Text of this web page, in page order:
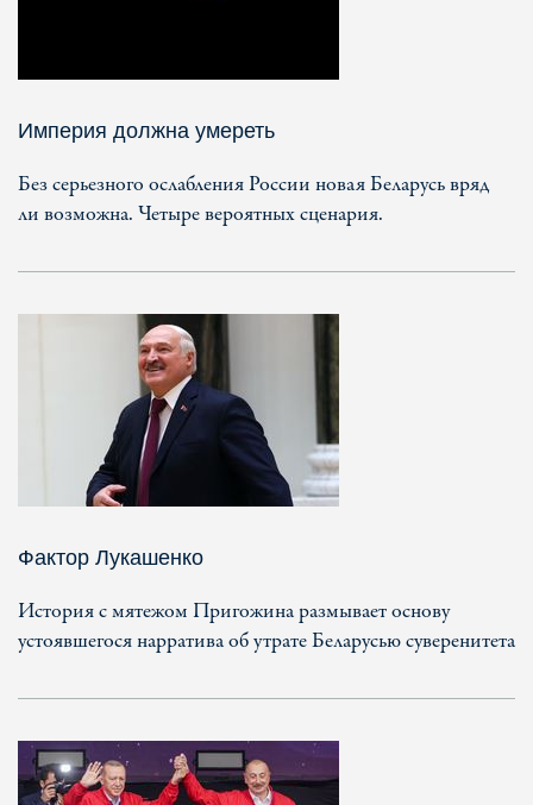
Империя должна умереть
Без серьезного ослабления России новая Беларусь вряд
ли возможна. Четыре вероятных сценария.
Фактор Лукашенко
История с мятежом Пригожина размывает основу
устоявшегося нарратива об утрате Беларусью суверенитета